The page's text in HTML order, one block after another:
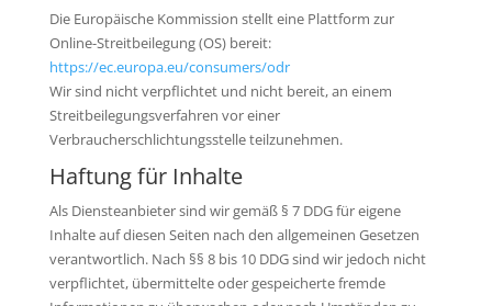
Die Europäische Kommission stellt eine Plattform zur
Online-Streitbeilegung (OS) bereit:
https://ec.europa.eu/consumers/odr
Wir sind nicht verpflichtet und nicht bereit, an einem
Streitbeilegungsverfahren vor einer
Verbraucherschlichtungsstelle teilzunehmen.
Haftung für Inhalte
Als Diensteanbieter sind wir gemäß § 7 DDG für eigene
Inhalte auf diesen Seiten nach den allgemeinen Gesetzen
verantwortlich. Nach §§ 8 bis 10 DDG sind wir jedoch nicht
verpflichtet, übermittelte oder gespeicherte fremde